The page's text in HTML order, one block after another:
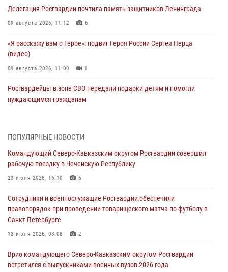
Делегация Росгвардии почтила память защитников Ленинграда
09 августа 2026, 11:12 6
«Я расскажу вам о Герое»: подвиг Героя России Сергея Перца
(видео)
09 августа 2026, 11:00 1
Росгвардейцы в зоне СВО передали подарки детям и помогли
нуждающимся гражданам
В Чеченской Республике пожарные расчеты Росгвардии и МЧС
09 августа 2026, 08:00
В Центральных регионах России продолжается ведомственная
09 августа 2026, 08:00
Лучшие футбольные команды Южного округа Росгвардии
определили на Кубани
В Кузбассе росгвардейцы помогли вернуть горожанке пропавшую
ПОПУЛЯРНЫЕ НОВОСТИ
Командующий Северо-Кавказским округом Росгвардии совершил
рабочую поездку в Чеченскую Республику
23 июля 2026, 16:10 6
Сотрудники и военнослужащие Росгвардии обеспечили
правопорядок при проведении товарищеского матча по футболу в
Санкт-Петербурге
13 июля 2026, 08:08 2
Врио командующего Северо-Кавказским округом Росгвардии
встретился с выпускниками военных вузов 2026 года